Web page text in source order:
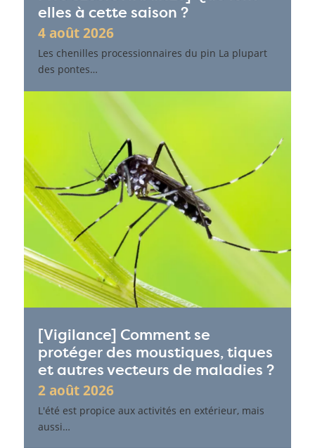
elles à cette saison ?
4 août 2026
Les chenilles processionnaires du pin La plupart
des pontes…
[Vigilance] Comment se
protéger des moustiques, tiques
et autres vecteurs de maladies ?
2 août 2026
L'été est propice aux activités en extérieur, mais
aussi…